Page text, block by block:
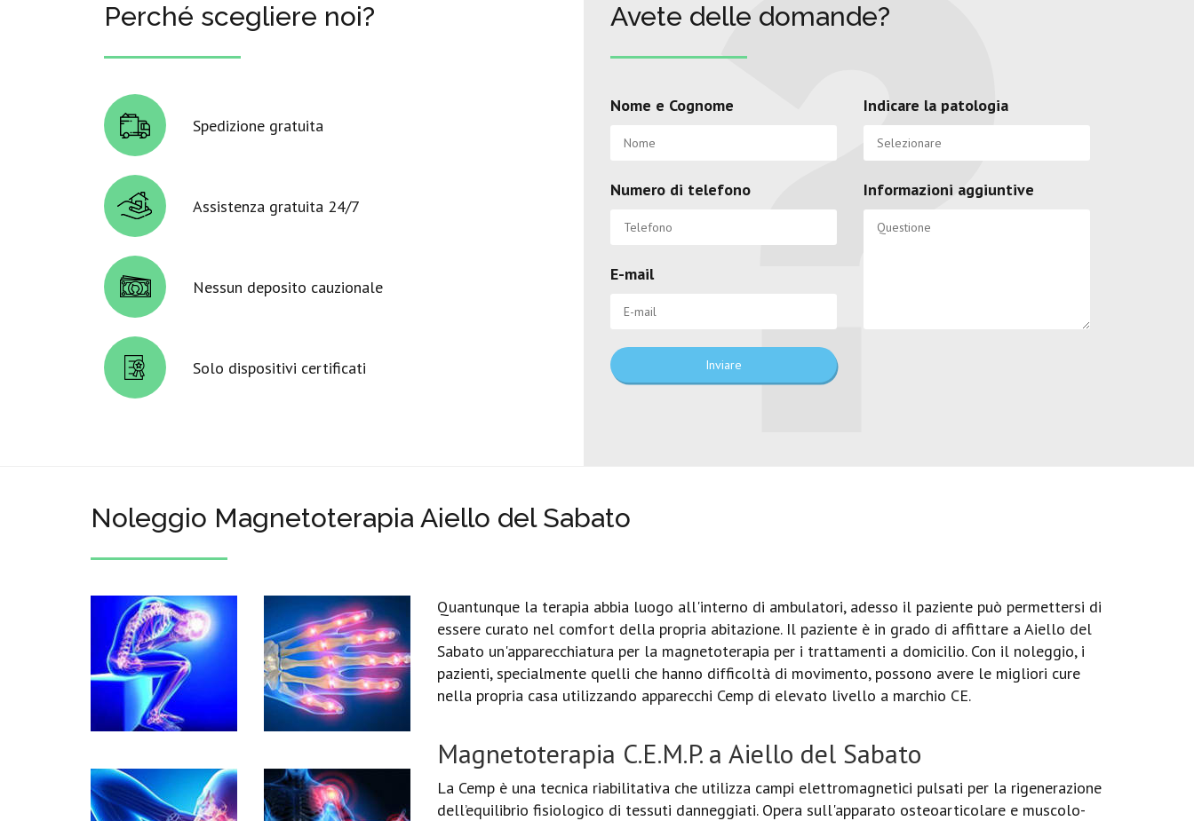
Perché scegliere noi?
Spedizione gratuita
Assistenza gratuita 24/7
Nessun deposito cauzionale
Solo dispositivi certificati
Avete delle domande?
Nome e Cognome
Numero di telefono
E-mail
Indicare la patologia
Informazioni aggiuntive
Inviare
Noleggio Magnetoterapia Aiello del Sabato
Quantunque la terapia abbia luogo all'interno di ambulatori, adesso il paziente può permettersi di
essere curato nel comfort della propria abitazione. Il paziente è in grado di affittare a Aiello del
Sabato un'apparecchiatura per la magnetoterapia per i trattamenti a domicilio. Con il noleggio, i
pazienti, specialmente quelli che hanno difficoltà di movimento, possono avere le migliori cure
nella propria casa utilizzando apparecchi Cemp di elevato livello a marchio CE.
Magnetoterapia C.E.M.P. a Aiello del Sabato
La Cemp è una tecnica riabilitativa che utilizza campi elettromagnetici pulsati per la rigenerazione
dell’equilibrio fisiologico di tessuti danneggiati. Opera sull'apparato osteoarticolare e muscolo-